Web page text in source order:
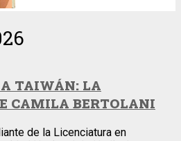
TAIWÁN: LA
CAMILA BERTOLANI
de la Licenciatura en